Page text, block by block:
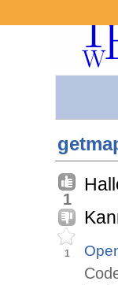
1
1